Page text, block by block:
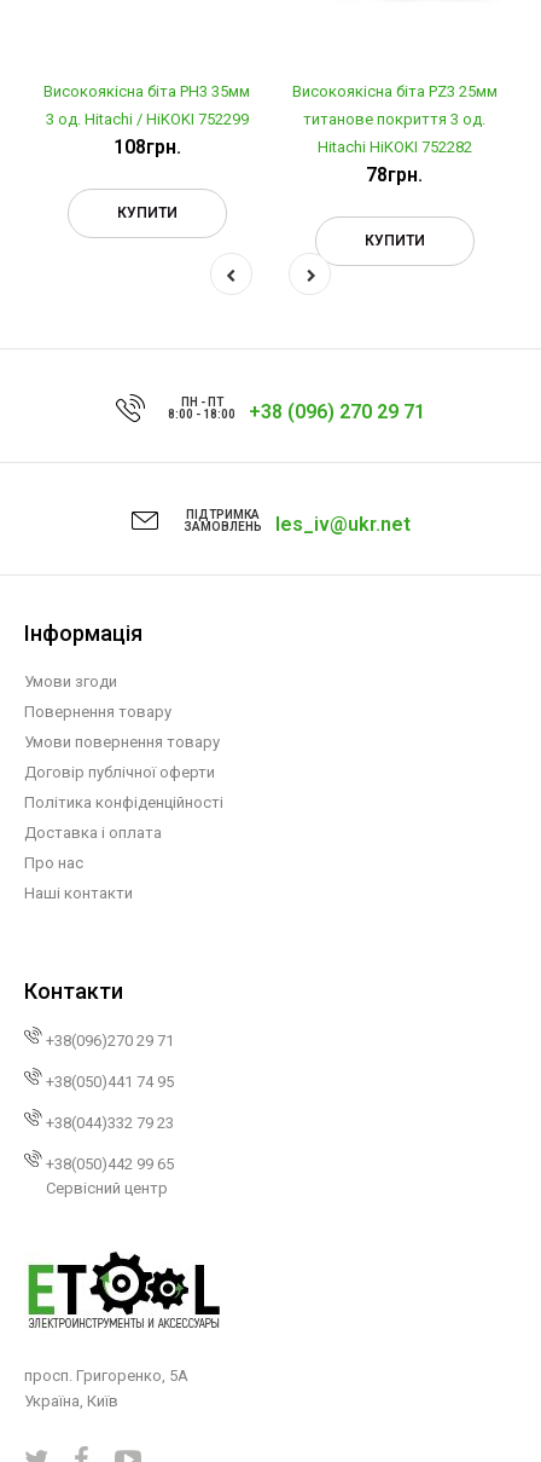
Високоякісна біта РН3 35мм
3 од. Hitachi / HiKOKI 752299
108грн.
КУПИТИ
Високоякісна біта PZ3 25мм
титанове покриття 3 од.
Hitachi HiKOKI 752282
78грн.
КУПИТИ
ПН - ПТ
8:00 - 18:00
+38 (096) 270 29 71
ПІДТРИМКА
ЗАМОВЛЕНЬ
les_iv@ukr.net
Інформація
Умови згоди
Повернення товару
Умови повернення товару
Договір публічної оферти
Політика конфіденційності
Доставка і оплата
Про нас
Наші контакти
Контакти
+38(096)270 29 71
+38(050)441 74 95
+38(044)332 79 23
+38(050)442 99 65
Сервісний центр
просп. Григоренко, 5А
Україна, Київ